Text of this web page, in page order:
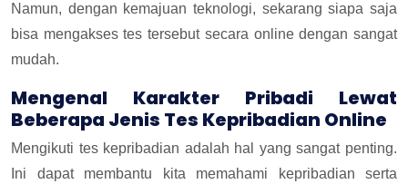
Namun, dengan kemajuan teknologi, sekarang siapa saja
bisa mengakses tes tersebut secara online dengan sangat
mudah.
Mengenal Karakter Pribadi Lewat
Beberapa Jenis Tes Kepribadian Online
Mengikuti tes kepribadian adalah hal yang sangat penting.
Ini dapat membantu kita memahami kepribadian serta